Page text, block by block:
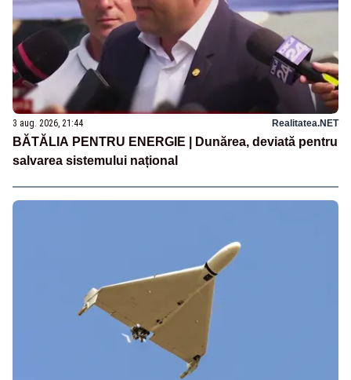
3 aug. 2026, 21:44 Realitatea.NET
BĂTĂLIA PENTRU ENERGIE | Dunărea, deviată pentru
salvarea sistemului național